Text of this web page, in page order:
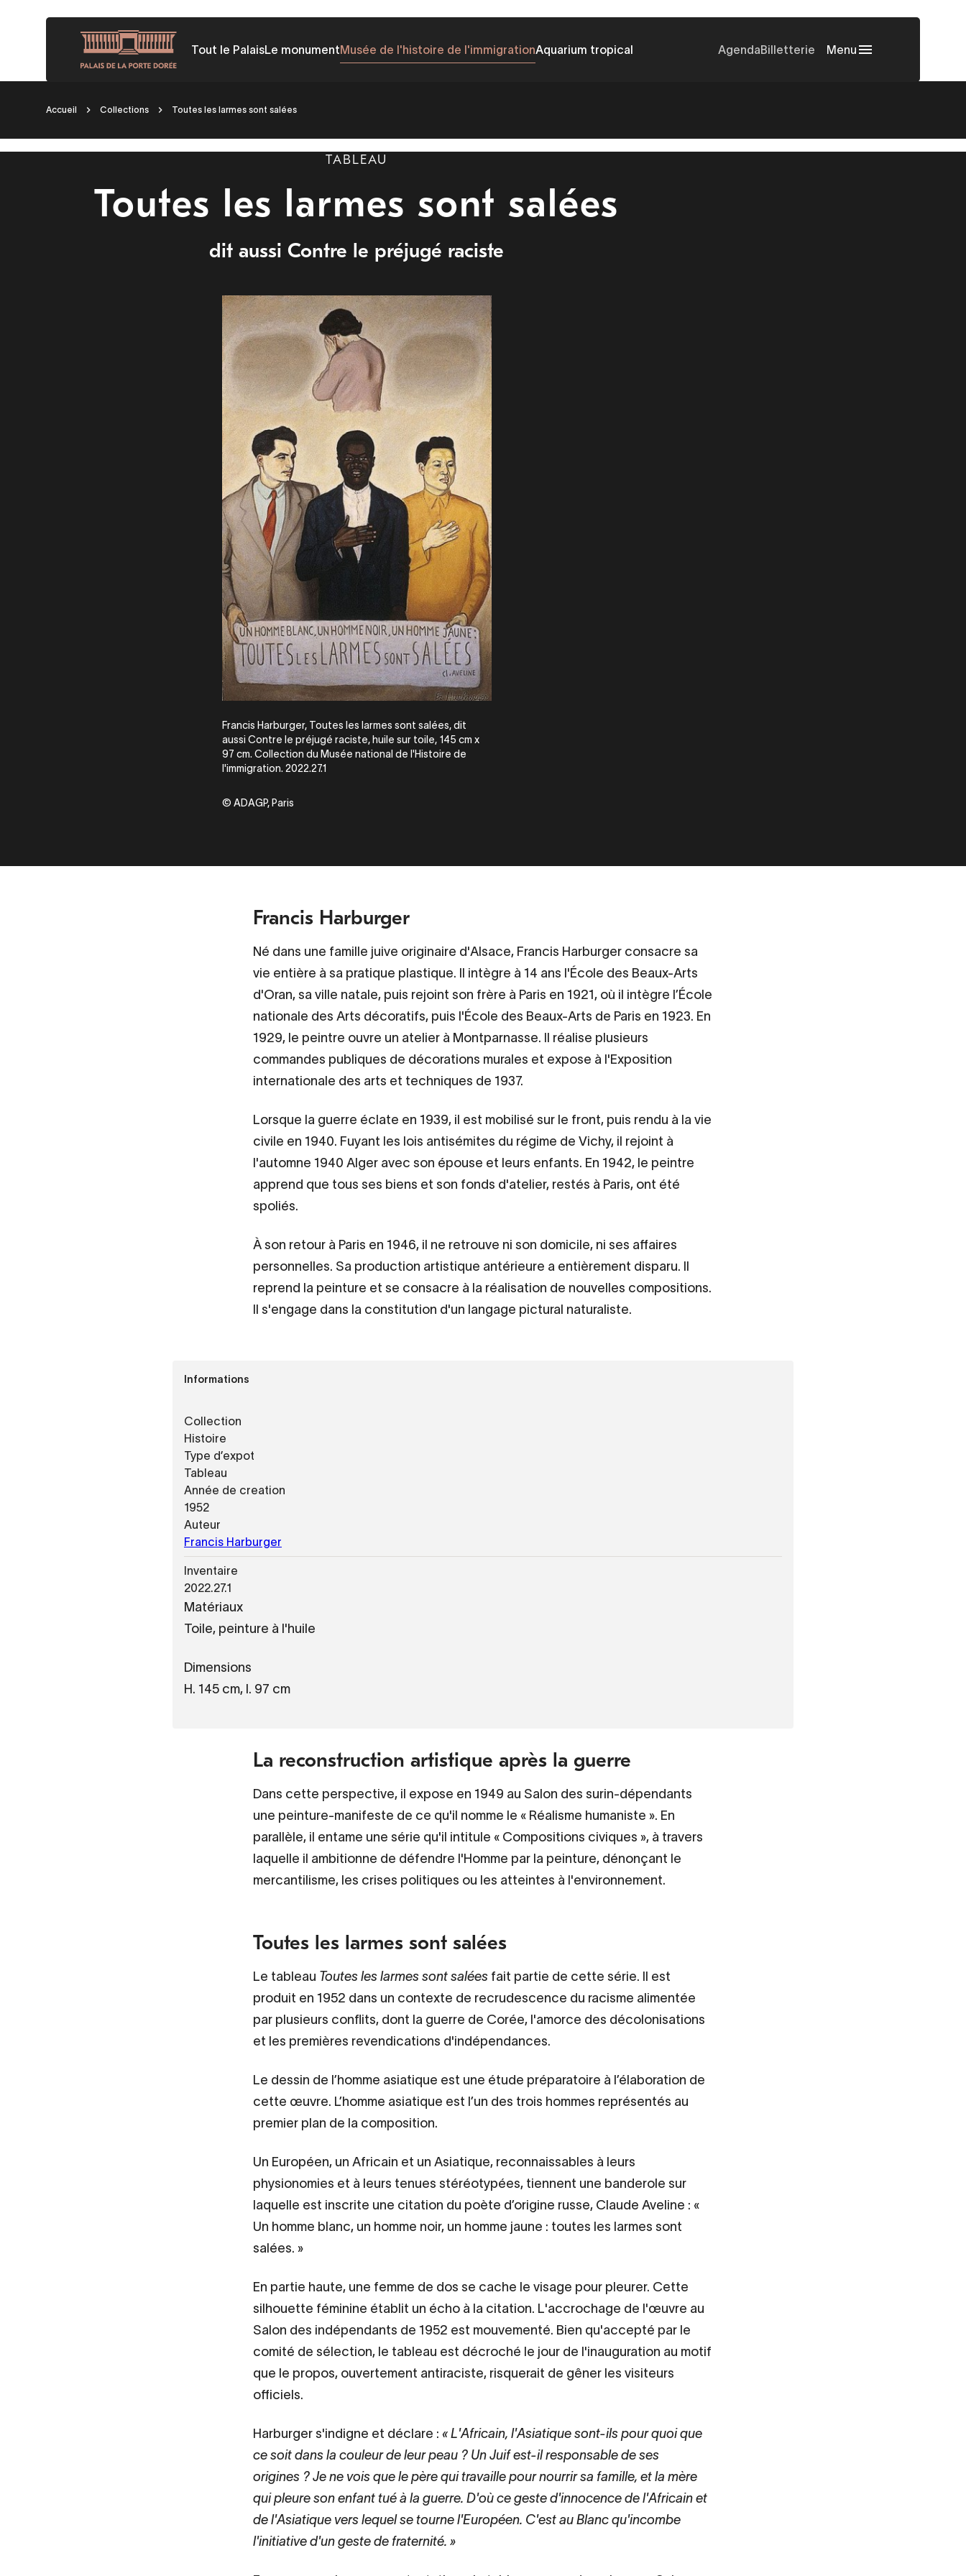
principal
Tout le PalaisLe monumentMusée de l'histoire de l'immigrationAquarium tropical AgendaBilletterie Menu
Fil
d'Ariane
Accueil Collections Toutes les larmes sont salées
TABLEAU
Toutes les larmes sont salées
dit aussi Contre le préjugé raciste
Francis Harburger, Toutes les larmes sont salées, dit
aussi Contre le préjugé raciste, huile sur toile, 145 cm x
97 cm. Collection du Musée national de l'Histoire de
l'immigration. 2022.27.1
© ADAGP, Paris
Francis Harburger
Né dans une famille juive originaire d'Alsace, Francis Harburger consacre sa
vie entière à sa pratique plastique. Il intègre à 14 ans l'École des Beaux-Arts
d'Oran, sa ville natale, puis rejoint son frère à Paris en 1921, où il intègre l’École
nationale des Arts décoratifs, puis l'École des Beaux-Arts de Paris en 1923. En
1929, le peintre ouvre un atelier à Montparnasse. Il réalise plusieurs
commandes publiques de décorations murales et expose à l'Exposition
internationale des arts et techniques de 1937.
Lorsque la guerre éclate en 1939, il est mobilisé sur le front, puis rendu à la vie
civile en 1940. Fuyant les lois antisémites du régime de Vichy, il rejoint à
l'automne 1940 Alger avec son épouse et leurs enfants. En 1942, le peintre
apprend que tous ses biens et son fonds d'atelier, restés à Paris, ont été
spoliés.
À son retour à Paris en 1946, il ne retrouve ni son domicile, ni ses affaires
personnelles. Sa production artistique antérieure a entièrement disparu. Il
reprend la peinture et se consacre à la réalisation de nouvelles compositions.
Il s'engage dans la constitution d'un langage pictural naturaliste.
Informations
Collection
Histoire
Type d’expot
Tableau
Année de creation
1952
Auteur
Francis Harburger
Inventaire
2022.27.1
Matériaux
Toile, peinture à l'huile
Dimensions
H. 145 cm, l. 97 cm
La reconstruction artistique après la guerre
Dans cette perspective, il expose en 1949 au Salon des surin-dépendants
une peinture-manifeste de ce qu'il nomme le « Réalisme humaniste ». En
parallèle, il entame une série qu'il intitule « Compositions civiques », à travers
laquelle il ambitionne de défendre l'Homme par la peinture, dénonçant le
mercantilisme, les crises politiques ou les atteintes à l'environnement.
Toutes les larmes sont salées
Le tableau Toutes les larmes sont salées fait partie de cette série. Il est
produit en 1952 dans un contexte de recrudescence du racisme alimentée
par plusieurs conflits, dont la guerre de Corée, l'amorce des décolonisations
et les premières revendications d'indépendances.
Le dessin de l’homme asiatique est une étude préparatoire à l’élaboration de
cette œuvre. L’homme asiatique est l’un des trois hommes représentés au
premier plan de la composition.
Un Européen, un Africain et un Asiatique, reconnaissables à leurs
physionomies et à leurs tenues stéréotypées, tiennent une banderole sur
laquelle est inscrite une citation du poète d’origine russe, Claude Aveline :
Un homme blanc, un homme noir, un homme jaune : toutes les larmes sont
salées.
En partie haute, une femme de dos se cache le visage pour pleurer. Cette
silhouette féminine établit un écho à la citation. L'accrochage de l'œuvre au
Salon des indépendants de 1952 est mouvementé. Bien qu'accepté par le
comité de sélection, le tableau est décroché le jour de l'inauguration au motif
que le propos, ouvertement antiraciste, risquerait de gêner les visiteurs
officiels.
Harburger s'indigne et déclare :
L'Africain, l'Asiatique sont-ils pour quoi que
ce soit dans la couleur de leur peau ? Un Juif est-il responsable de ses
origines ? Je ne vois que le père qui travaille pour nourrir sa famille, et la mère
qui pleure son enfant tué à la guerre. D'où ce geste d'innocence de l'Africain et
de l'Asiatique vers lequel se tourne l'Européen. C'est au Blanc qu'incombe
l'initiative d'un geste de fraternité.